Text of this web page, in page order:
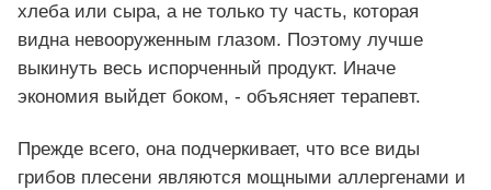
хлеба или сыра, а не только ту часть, которая
видна невооруженным глазом. Поэтому лучше
выкинуть весь испорченный продукт. Иначе
экономия выйдет боком, - объясняет терапевт.
Прежде всего, она подчеркивает, что все виды
грибов плесени являются мощными аллергенами и